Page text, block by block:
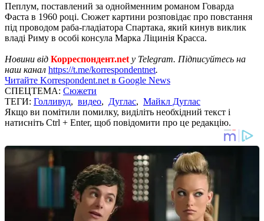
Пеплум, поставлений за однойменним романом Говарда
Фаста в 1960 році. Сюжет картини розповідає про повстання
під проводом раба-гладіатора Спартака, який кинув виклик
владі Риму в особі консула Марка Ліцинія Красса.
Новини від Корреспондент.net у Telegram. Підписуйтесь на
наш канал https://t.me/korrespondentnet.
Читайте Korrespondent.net в Google News
СПЕЦТЕМА: Сюжети
ТЕГИ: Голливуд, видео, Дуглас, Майкл Дуглас
Якщо ви помітили помилку, виділіть необхідний текст і
натисніть Ctrl + Enter, щоб повідомити про це редакцію.